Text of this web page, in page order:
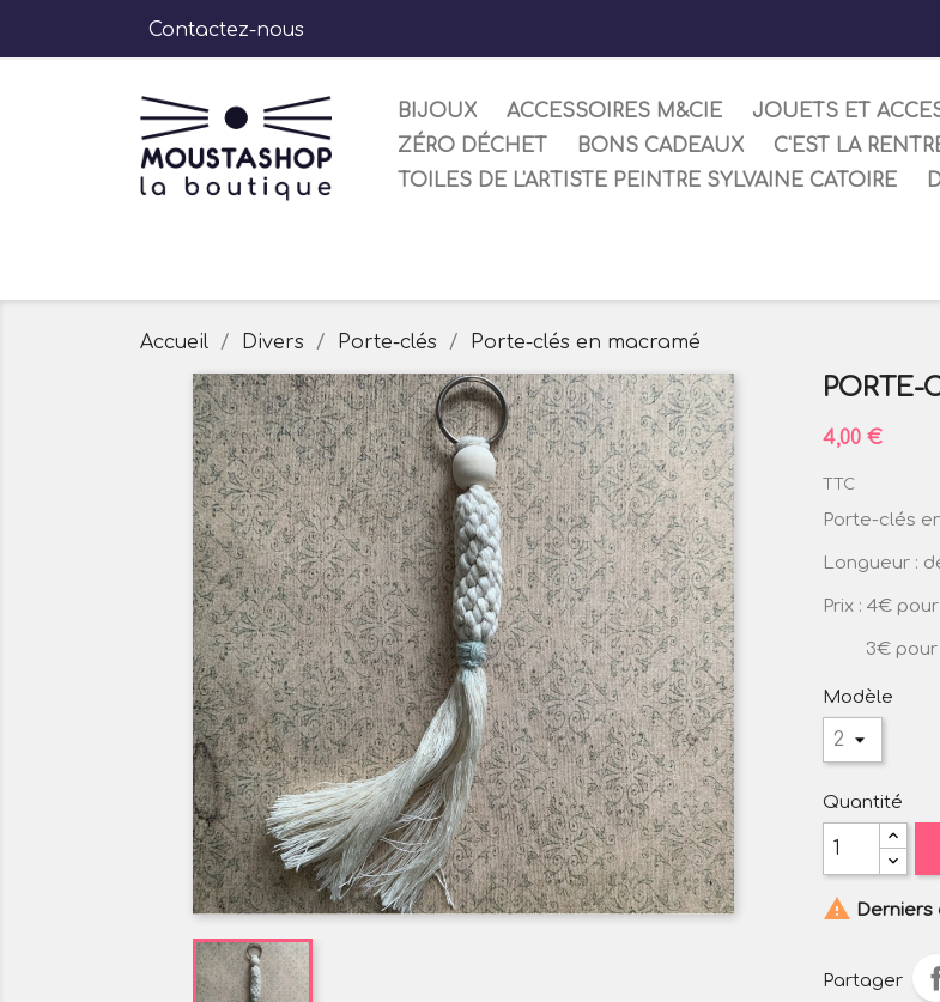
Contactez-nous
BIJOUX ACCESSOIRES M&CIE JOUETS ET
ZÉRO DÉCHET
BONS CADEAUX C'EST LA
TOILES DE L'ARTISTE PEINTRE SYLVAINE CATOIRE
Accueil Divers Porte-clés Porte-clés en macramé
PORTE-
4,00 €
TTC
Porte-clés
Longueur :
Prix : 4€
3€ pour
Modèle
Quantité

Partager